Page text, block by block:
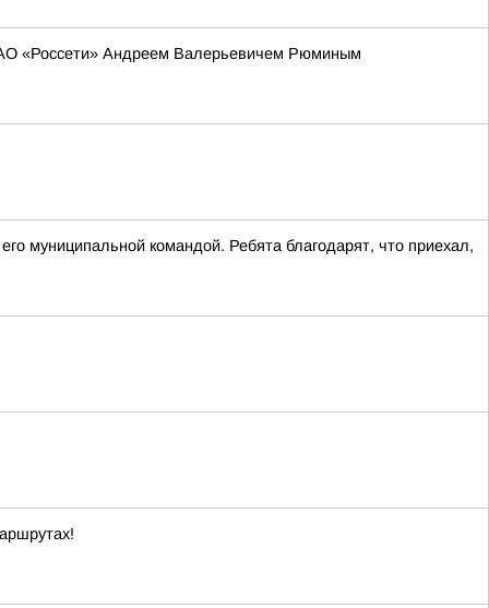
«Россети» Андреем Валерьевичем Рюминым
муниципальной командой. Ребята благодарят, что приехал,